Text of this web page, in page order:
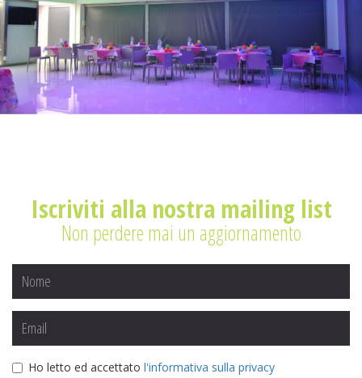
Iscriviti alla nostra mailing list
Non perdere mai un aggiornamento
Ho letto ed accettato l'informativa sulla privacy